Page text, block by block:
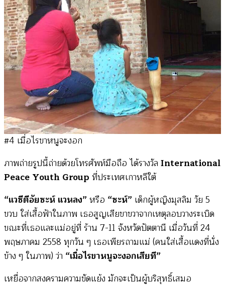
#4 เมื่อไรขาหนูจะงอก
ภาพถ่ายรูปนี้ถ่ายด้วยโทรศัพท์มือถือ ได้รางวัล International
Peace Youth Group ที่ประเทศเกาหลีใต้
“แวซีตีอัยซะห์ แวหลง”หรือ “ซะห์” เด็กผู้หญิงมุสลิม วัย 5
ขวบ ใส่เสื้อฟ้าในภาพ เธอสูญเสียขาขวาจากเหตุลอบวางระเบิด
ขณะที่เธอและแม่อยู่ที่ ร้าน 7-11 จังหวัดปัตตานี เมื่อวันที่ 24
พฤษภาคม 2558 ทุกวัน ๆ เธอเพียรถามแม่ (คนใส่เสื้อแดงที่นั่ง
ข้าง ๆ ในภาพ) ว่า “เมื่อไรขาหนูจะงอกเสียที”
เหยื่อจากสงครามความขัดแย้ง มักจะเป็นผู้บริสุทธิ์เสมอ